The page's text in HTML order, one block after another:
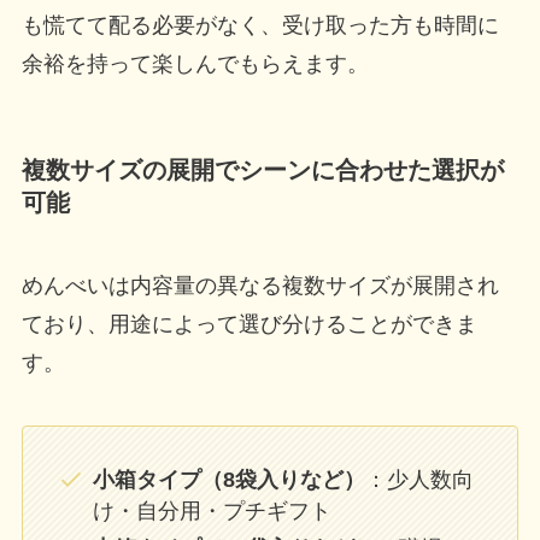
も慌てて配る必要がなく、受け取った方も時間に
余裕を持って楽しんでもらえます。
複数サイズの展開でシーンに合わせた選択が
可能
めんべいは内容量の異なる複数サイズが展開され
ており、用途によって選び分けることができま
す。
小箱タイプ（8袋入りなど）
：少人数向
け・自分用・プチギフト